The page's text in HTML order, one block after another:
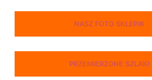
NASZ FOTO SKLEPIK
PRZEMIERZONE SZLAKI